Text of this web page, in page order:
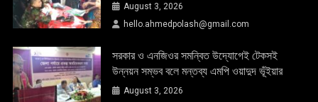
August 3, 2026
hello.ahmedpolash@gmail.com
সরকার ও এনজিওর সমন্বিত উদ্যোগেই টেকসই
উন্নয়ন সম্ভব বলে মন্তব্য এমপি ওয়াদুদ ভূঁইয়ার
August 3, 2026